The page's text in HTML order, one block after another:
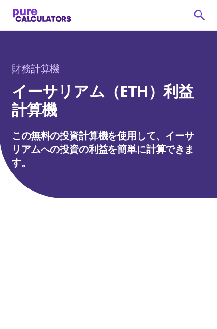
財務計算機
イーサリアム（ETH）利益
計算機
この無料の投資計算機を使用して、イーサ
リアムへの投資の利益を簡単に計算できま
す。